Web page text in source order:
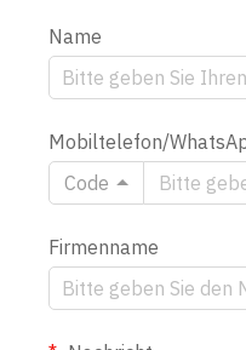
Name
Mobiltelefon/
Code
Firmenname